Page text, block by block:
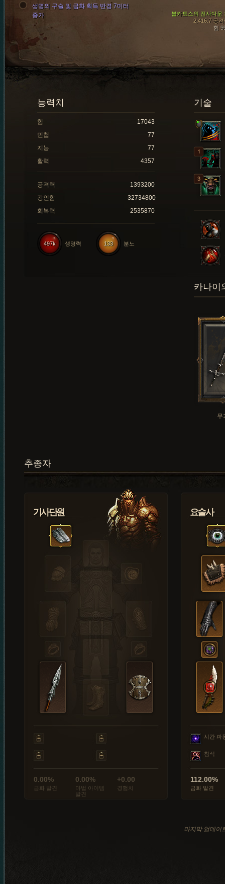
불카토스의 전사다운
2,416.7 공격
힘
생명의 구슬 및 금화 획득 반경 7미터
증가
기술
능력치
힘
17043
민첩
77
지능
77
활력
4357
공격력
1393200
강인함
32734800
회복력
2535870
133 분노
497k 생명력
카나이
무
추종자
기사단원
0.00%
금화 발견
0.00%
마법 아이템
발견
+0.00
경험치
요술사
시간 파
침식
112.00%
금화 발견
마지막 업데이